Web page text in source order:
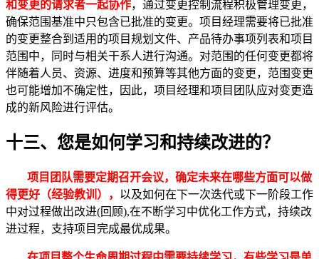
和变更的请求者一起协作，通过变更控制流程积极管理变更，
确保范围基准中只包含已批准的变更。项目经理需要将已批准
的变更整合到适用的项目规划文件、产品待办事项列表和项目
范围中，同时与相关干系人进行沟通。对范围的任何变更都将
伴随着人员、资源、进度和预算等其他方面的变更，范围变更
也可能增加不确定性，因此，项目经理和项目团队应对变更造
成的新风险进行评估。
十三、您是如何学习和持续改进的？
项目团队需要定期召开会议，确定未来在哪些方面可以做
得更好 （经验教训 ）， 以及如何在下一次迭代或下一阶段工作
中对过程做出改进(回顾),在不断学习中优化工作方式，持续改
进过程，支持项目完成最优成果。